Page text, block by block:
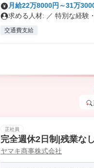
月給22万8000円～31万
求める人材: ／ 特別な経験
交通費支給
正社員
完全週休2日制|残業な
ヤマキ商事株式会社